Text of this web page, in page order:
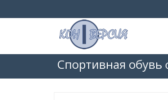
Спортивная обувь